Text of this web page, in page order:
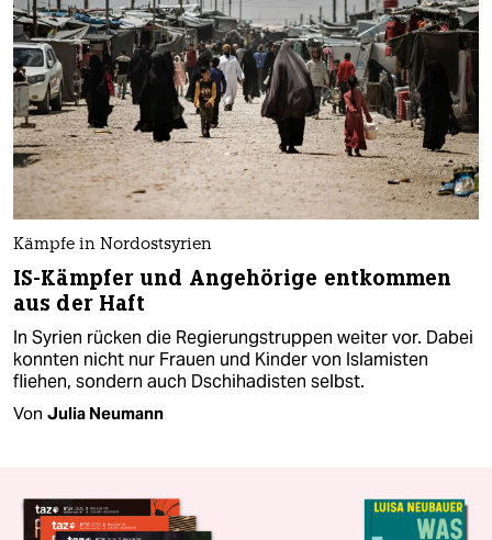
Kämpfe in Nordostsyrien
IS-Kämpfer und Angehörige entkommen
aus der Haft
In Syrien rücken die Regierungstruppen weiter vor. Dabei
konnten nicht nur Frauen und Kinder von Islamisten
fliehen, sondern auch Dschihadisten selbst.
Von Julia Neumann